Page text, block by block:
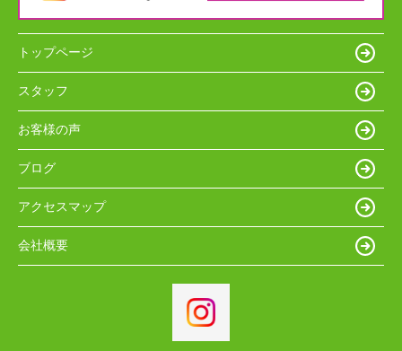
トップページ
スタッフ
お客様の声
ブログ
アクセスマップ
会社概要